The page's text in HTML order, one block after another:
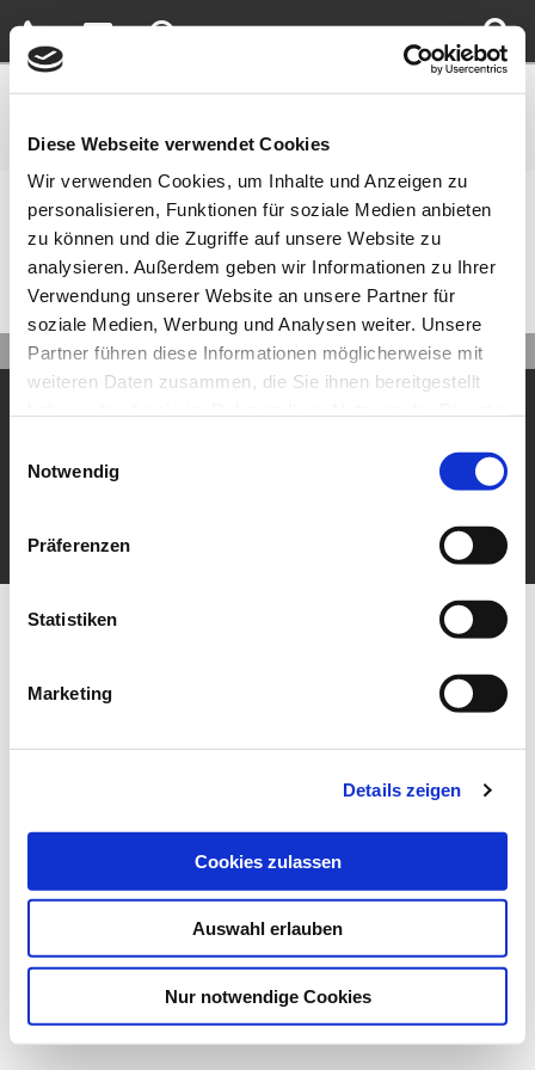
Diese Webseite verwendet Cookies
Wir verwenden Cookies, um Inhalte und Anzeigen zu
personalisieren, Funktionen für soziale Medien anbieten
zu können und die Zugriffe auf unsere Website zu
analysieren. Außerdem geben wir Informationen zu Ihrer
Verwendung unserer Website an unsere Partner für
soziale Medien, Werbung und Analysen weiter. Unsere
Partner führen diese Informationen möglicherweise mit
weiteren Daten zusammen, die Sie ihnen bereitgestellt
Notwendig
Präferenzen
Statistiken
Marketing
Details zeigen
Cookies zulassen
Auswahl erlauben
Nur notwendige Cookies
Sie sind hier: Home» Meta
Meta